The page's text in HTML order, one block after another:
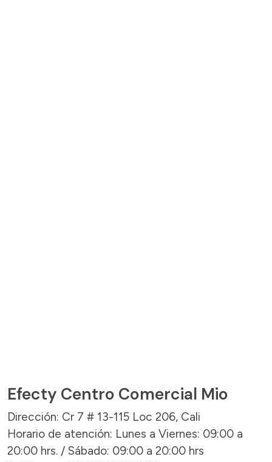
Efecty Centro Comercial Mio
Dirección: Cr 7 # 13-115 Loc 206, Cali
Horario de atención: Lunes a Viernes: 09:00 a
20:00 hrs. / Sábado: 09:00 a 20:00 hrs